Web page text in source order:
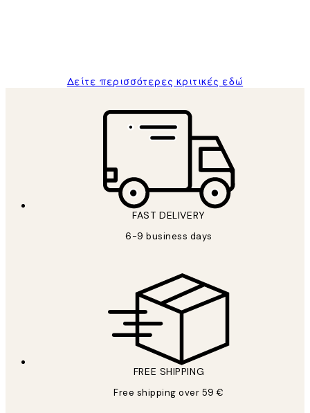
Δείτε περισσότερες κριτικές εδώ
FAST DELIVERY
6-9 business days
FREE SHIPPING
Free shipping over 59 €